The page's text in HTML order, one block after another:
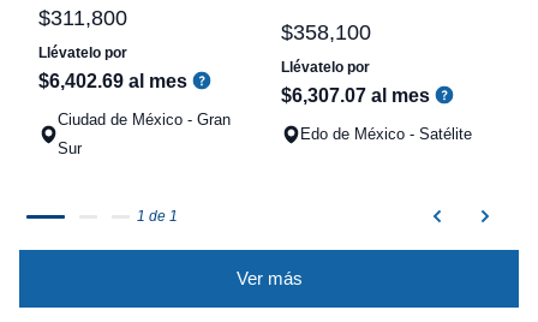
$311,800
Llévatelo por
$6,402.69 al mes
Ciudad de México - Gran
Sur
$358,100
Llévatelo por
$6,307.07 al mes
Edo de México - Satélite
1 de 1
Ver más